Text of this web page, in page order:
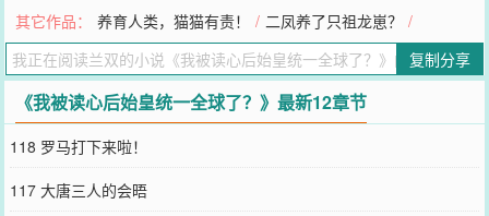
岁的赵国质子嬴政，看着突然出现的红薯和波浪音，陷入沉默。请给
崽崽取名：铁柱嬴政：？？？教育要从娃娃抓起，于是沈妙妙对纸片
崽崽讲：“崽崽，童年不幸不要紧，妈妈今天跟你讲一个秦始皇嬴政如
何干翻仲父一统六合，最后成为千古一帝的励志故事。”嬴政：！！！
养的崽崽长大了！沈妙妙功成身退，卸载APP。冠礼当日，少帝秦王
政下诏：若神女垂怜下凡，愿建神女宫，奉天下养。*沈妙妙养崽结
束，结果一朝穿成幼年欺负过嬴政的赵国公主，现送来秦国和亲。沈
妙妙：！！！好在直播间还在，出不去冷宫的沈妙妙躺平刷弹幕苟日
子。此时，嬴政忽然发现全朝堂都听到了冷宫传来的一连串心声（弹
其它作品： 养育人类，猫猫有责！ / 二凤养了只祖龙崽？
/
复制分享
《我被读心后始皇统一全球了？》最新12章节
118 罗马打下来啦！
117 大唐三人的会晤